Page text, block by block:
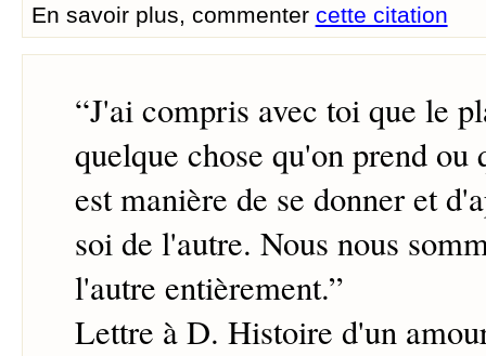
En savoir plus, commenter cette citation
“J'ai compris avec toi que le
quelque chose qu'on prend ou
est manière de se donner et
soi de l'autre. Nous nous
l'autre entièrement.”
Lettre à D. Histoire d'un